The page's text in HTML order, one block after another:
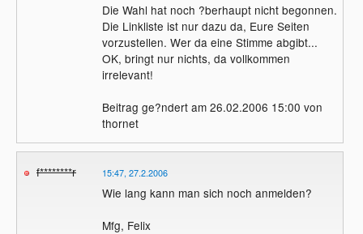
Die Wahl hat noch ?berhaupt nicht begonnen.
Die Linkliste ist nur dazu da, Eure Seiten
vorzustellen. Wer da eine Stimme abgibt...
OK, bringt nur nichts, da vollkommen
irrelevant!
Beitrag ge?ndert am 26.02.2006 15:00 von
thornet
f********r 15:47, 27.2.2006
Wie lang kann man sich noch anmelden?
Mfg, Felix